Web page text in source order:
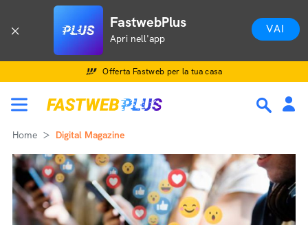
FastwebPlus
Apri nell'app
VAI
Offerta Fastweb per la tua casa
Home Digital Magazine